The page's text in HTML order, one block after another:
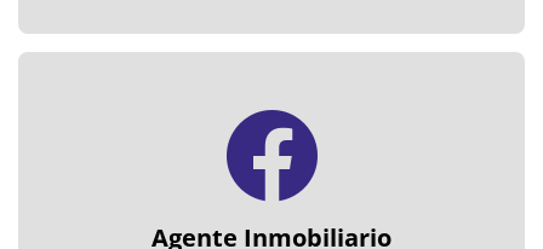
Agente Inmobiliario